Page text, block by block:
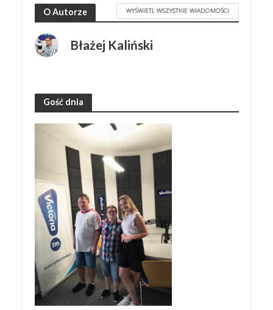
O Autorze WYŚWIETL WSZYSTKIE WIADOMOŚCI
Błażej Kaliński
Gość dnia